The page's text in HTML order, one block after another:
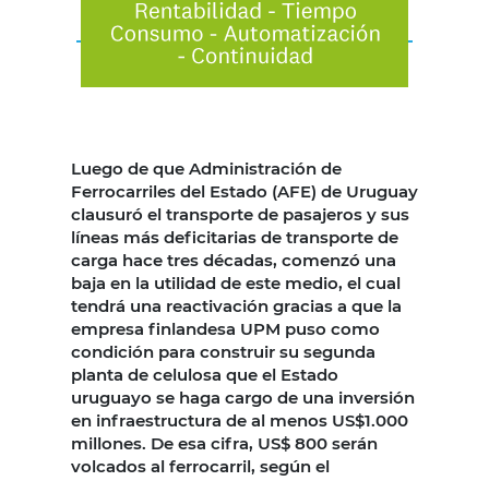
Luego de que Administración de
Ferrocarriles del Estado (AFE) de Uruguay
clausuró el transporte de pasajeros y sus
líneas más deficitarias de transporte de
carga hace tres décadas, comenzó una
baja en la utilidad de este medio, el cual
tendrá una reactivación gracias a que la
empresa finlandesa UPM puso como
condición para construir su segunda
planta de celulosa que el Estado
uruguayo se haga cargo de una inversión
en infraestructura de al menos US$1.000
millones. De esa cifra, US$ 800 serán
volcados al ferrocarril, según el